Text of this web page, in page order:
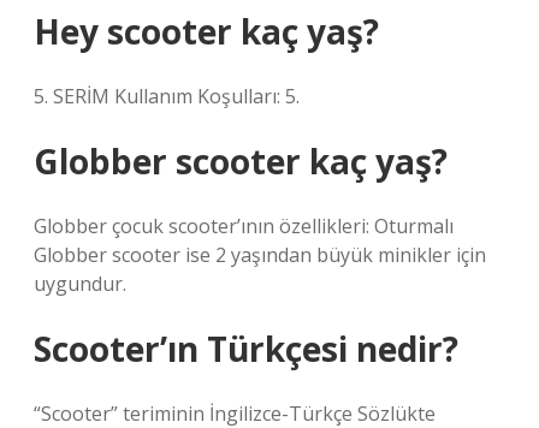
Hey scooter kaç yaş?
5. SERİM Kullanım Koşulları: 5.
Globber scooter kaç yaş?
Globber çocuk scooter’ının özellikleri: Oturmalı
Globber scooter ise 2 yaşından büyük minikler için
uygundur.
Scooter’ın Türkçesi nedir?
“Scooter” teriminin İngilizce-Türkçe Sözlükte